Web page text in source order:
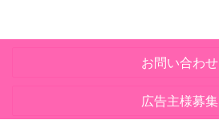
お問い合わせ
広告主様募集